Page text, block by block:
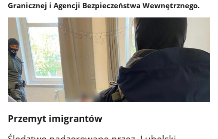
Granicznej i Agencji Bezpieczeństwa Wewnętrznego.
Przemyt imigrantów